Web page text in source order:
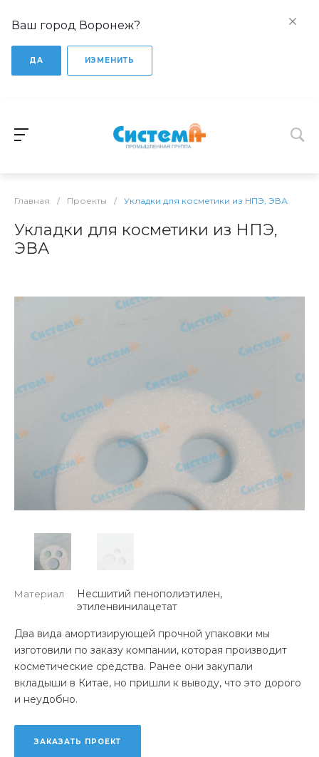
Ваш город Воронеж?
ДА ИЗМЕНИТЬ
Главная / Проекты / Укладки для косметики из НПЭ, ЭВА
Укладки для косметики из НПЭ,
ЭВА
Материал
Несшитий пенополиэтилен,
этиленвинилацетат
Два вида амортизирующей прочной упаковки мы
изготовили по заказу компании, которая производит
косметические средства. Ранее они закупали
вкладыши в Китае, но пришли к выводу, что это дорого
и неудобно.
ЗАКАЗАТЬ ПРОЕКТ